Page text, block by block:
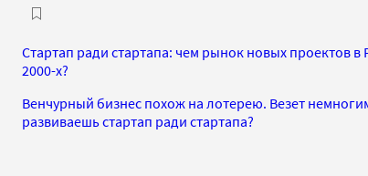
Стартап ради стартапа: чем рынок новых проектов
2000-х?
Венчурный бизнес похож на лотерею. Везет
развиваешь стартап ради стартапа?